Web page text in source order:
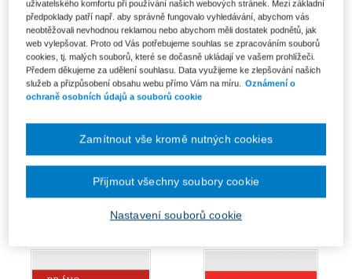
Úmluva OSN o smlouvách o
mezinárodní koupi zboží
(CISG). Komentář
Od 874 Kč
Nařízení Řím I, Nařízení Řím II.
Komentář
uživatelského komfortu při používání našich webových stránek. Mezi základní
předpoklady patří např. aby správně fungovalo vyhledávání, abychom vás
neobtěžovali nevhodnou reklamou nebo abychom měli dostatek podnětů, jak
web vylepšovat. Proto od Vás potřebujeme souhlas se zpracováním souborů
cookies, tj. malých souborů, které se dočasně ukládají ve vašem prohlížeči.
Předem děkujeme za udělení souhlasu. Data využijeme ke zlepšování našich
služeb a přizpůsobení obsahu webu přímo Vám na míru.
Oznámení o
ochraně osobních údajů a souborů cookie
Nastavení souborů cookie
Zamítnout vše kromě nutných cookies
Přijmout všechny soubory cookie